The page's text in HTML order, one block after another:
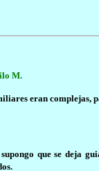
M.
eran
que se deja